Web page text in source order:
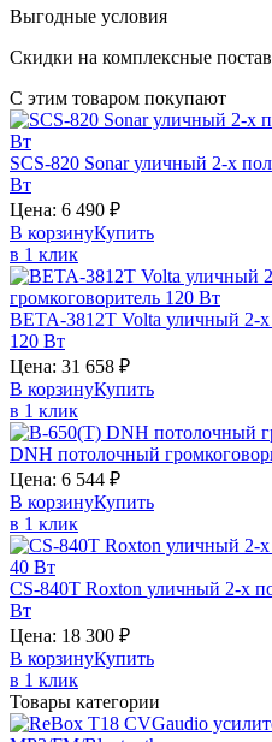
Выгодные условия
Скидки на комплексные
С этим товаром покупают
SCS-820 Sonarуличный 2-х
Вт
Цена: 6 490 ₽
В корзинуКупить
в 1 клик
BETA-3812T Volta уличный 2-х
120 Вт
Цена: 31 658 ₽
В корзинуКупить
в 1 клик
DNH потолочный
Цена: 6 544 ₽
В корзинуКупить
в 1 клик
CS-840T Roxton уличный 2-х
Вт
Цена: 18 300 ₽
В корзинуКупить
в 1 клик
Товары категории